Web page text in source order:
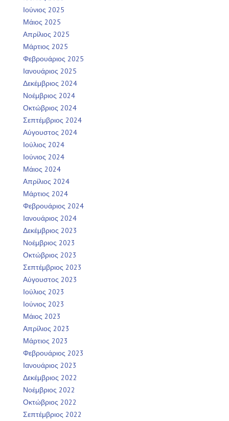
Ιούνιος 2025
Μάιος 2025
Απρίλιος 2025
Μάρτιος 2025
Φεβρουάριος 2025
Ιανουάριος 2025
Δεκέμβριος 2024
Νοέμβριος 2024
Οκτώβριος 2024
Σεπτέμβριος 2024
Αύγουστος 2024
Ιούλιος 2024
Ιούνιος 2024
Μάιος 2024
Απρίλιος 2024
Μάρτιος 2024
Φεβρουάριος 2024
Ιανουάριος 2024
Δεκέμβριος 2023
Νοέμβριος 2023
Οκτώβριος 2023
Σεπτέμβριος 2023
Αύγουστος 2023
Ιούλιος 2023
Ιούνιος 2023
Μάιος 2023
Απρίλιος 2023
Μάρτιος 2023
Φεβρουάριος 2023
Ιανουάριος 2023
Δεκέμβριος 2022
Νοέμβριος 2022
Οκτώβριος 2022
Σεπτέμβριος 2022